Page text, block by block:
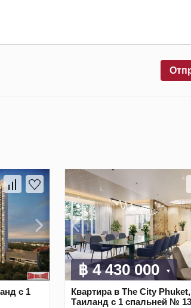
с 1
฿ 4 430 000
Квартира в The City
Таиланд с 1 спальней №